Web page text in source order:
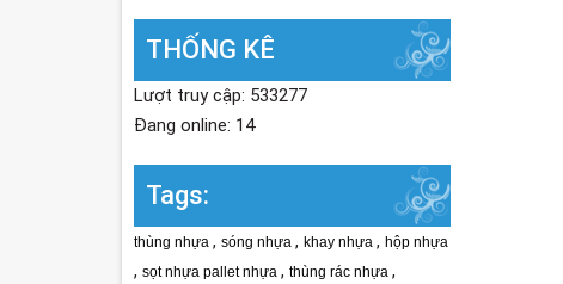
THỐNG KÊ
Lượt truy cập: 533277
Đang online: 14
Tags:
thùng nhựa , sóng nhựa , khay nhựa , hộp nhựa
, sọt nhựa pallet nhựa , thùng rác nhựa ,